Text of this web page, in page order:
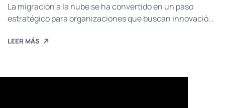
La migración a la nube se ha convertido en un paso
estratégico para organizaciones que buscan innovación
computación en la nube, muchas empresas siguen
resistencia arraigada al cambio. Para los ejecutivos C-
LEER MÁS